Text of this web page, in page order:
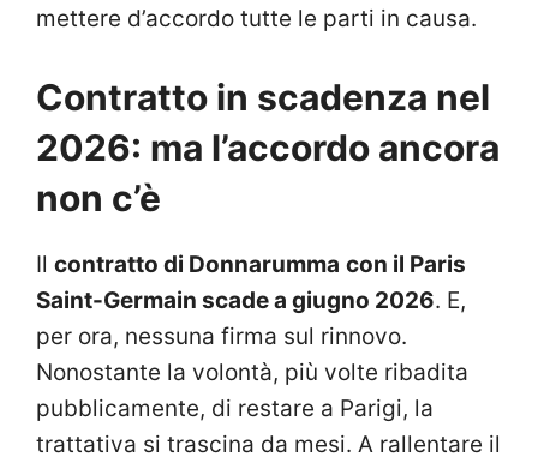
mettere d’accordo tutte le parti in causa.
Contratto in scadenza nel
2026: ma l’accordo ancora
non c’è
Il contratto di Donnarumma con il Paris
Saint-Germain scade a giugno 2026. E,
per ora, nessuna firma sul rinnovo.
Nonostante la volontà, più volte ribadita
pubblicamente, di restare a Parigi, la
trattativa si trascina da mesi. A rallentare il